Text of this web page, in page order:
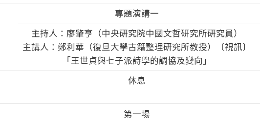
專題演講一
主持人：廖肇亨（中央研究院中國文哲研究所研究員）
主講人：鄭利華（復旦大學古籍整理研究所教授）〔視訊〕
「王世貞與七子派詩學的調協及變向」
休息
第一場